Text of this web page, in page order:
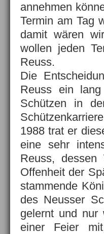
annehmen
Termin am Tag
damit wären
wollen jeden
Reuss.
Die
Reuss ein
Schützen in
1988 trat er
eine sehr
Reuss,
Offenheit der
stammende
des Neusser
gelernt und nur
einer Feier